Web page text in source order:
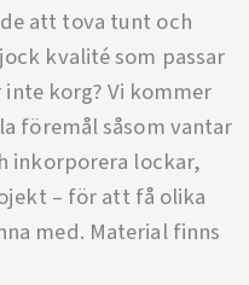
att tova tunt och
kvalité som passar
korg? Vi kommer
föremål såsom vantar
inkorporera lockar,
– för att få olika
med. Material finns